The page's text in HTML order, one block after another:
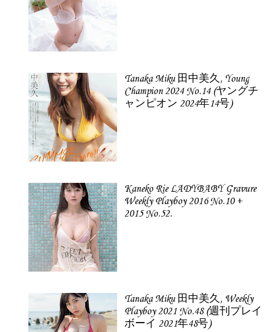
Tanaka Miku 田中美久, Young
Champion 2024 No.14 (ヤングチ
ャンピオン 2024年14号)
Kaneko Rie LADYBABY Gravure
Weekly Playboy 2016 No.10 +
2015 No.52.
Tanaka Miku 田中美久, Weekly
Playboy 2021 No.48 (週刊プレイ
ボーイ 2021年48号)